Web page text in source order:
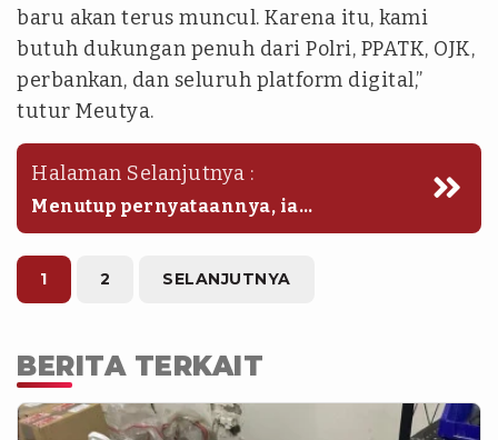
baru akan terus muncul. Karena itu, kami
butuh dukungan penuh dari Polri, PPATK, OJK,
perbankan, dan seluruh platform digital,”
tutur Meutya.
Halaman Selanjutnya :
Menutup pernyataannya, ia
mengingatkan kembali komitmen
hukum di Indonesia terkait aktivitas
ini.
1 2 SELANJUTNYA
BERITA TERKAIT